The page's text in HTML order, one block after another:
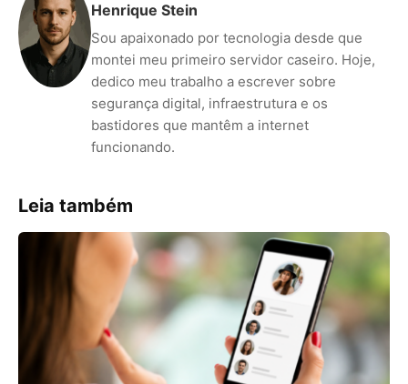
Henrique Stein
Sou apaixonado por tecnologia desde que
montei meu primeiro servidor caseiro. Hoje,
dedico meu trabalho a escrever sobre
segurança digital, infraestrutura e os
bastidores que mantêm a internet
funcionando.
Leia também